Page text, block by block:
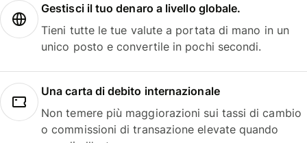
Gestisci il tuo denaro a livello globale.
Tieni tutte le tue valute a portata di mano in un
unico posto e convertile in pochi secondi.
Una carta di debito internazionale
Non temere più maggiorazioni sui tassi di cambio
o commissioni di transazione elevate quando